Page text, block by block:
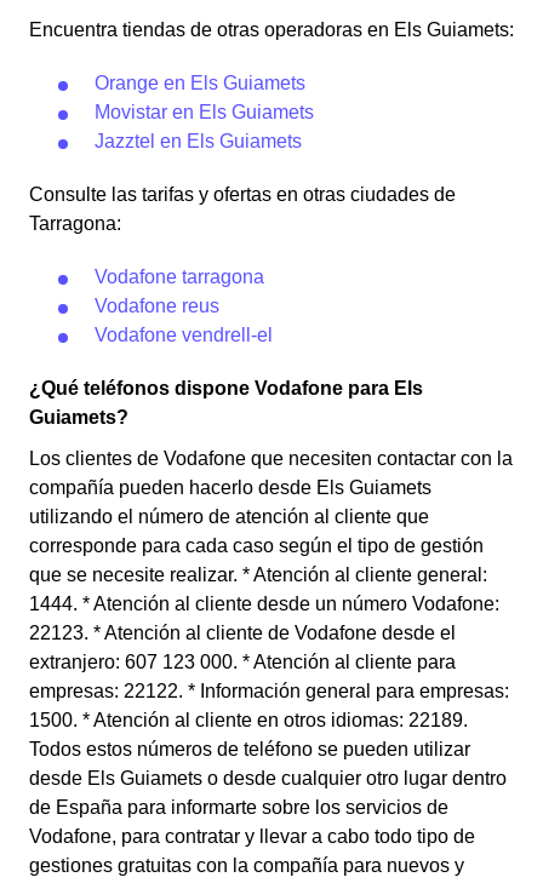
Encuentra tiendas de otras operadoras en Els Guiamets:
Orange en Els Guiamets
Movistar en Els Guiamets
Jazztel en Els Guiamets
Consulte las tarifas y ofertas en otras ciudades de
Tarragona:
Vodafone tarragona
Vodafone reus
Vodafone vendrell-el
¿Qué teléfonos dispone Vodafone para Els
Guiamets?
Los clientes de Vodafone que necesiten contactar con la
compañía pueden hacerlo desde Els Guiamets
utilizando el número de atención al cliente que
corresponde para cada caso según el tipo de gestión
que se necesite realizar. * Atención al cliente general:
1444. * Atención al cliente desde un número Vodafone:
22123. * Atención al cliente de Vodafone desde el
extranjero: 607 123 000. * Atención al cliente para
empresas: 22122. * Información general para empresas:
1500. * Atención al cliente en otros idiomas: 22189.
Todos estos números de teléfono se pueden utilizar
desde Els Guiamets o desde cualquier otro lugar dentro
de España para informarte sobre los servicios de
Vodafone, para contratar y llevar a cabo todo tipo de
gestiones gratuitas con la compañía para nuevos y